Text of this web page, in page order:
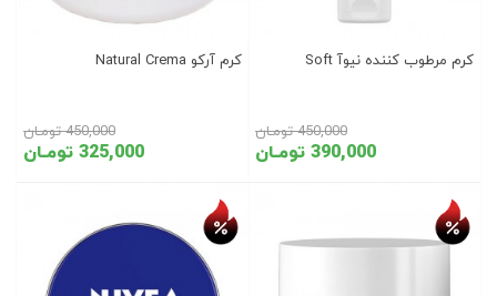
کرم مرطوب کننده نیوآ Soft
390,000 تومـان
450,000 تومـان
کرم آرکو Natural Crema
325,000 تومـان
450,000 تومـان